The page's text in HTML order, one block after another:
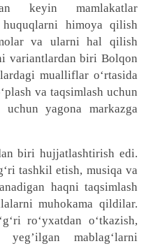
keyin mamlakatlar
himoya qilish
va ularni hal qilish
variantlardan biri Bolqon
mualliflar o‘rtasida
va taqsimlash uchun
yagona markazga
biri hujjatlashtirish edi.
tashkil etish, musiqa va
haqni taqsimlash
muhokama qildilar.
ro‘yxatdan o‘tkazish,
mablag‘larni